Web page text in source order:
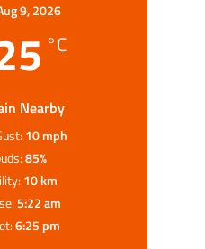
9, 2026
°C
Nearby
10 mph
85%
10 km
5:22 am
6:25 pm